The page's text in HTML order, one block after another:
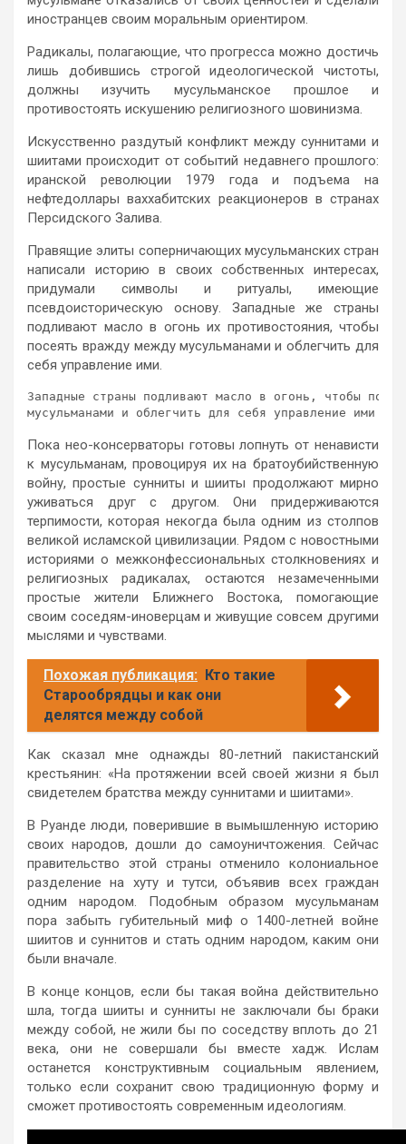
иностранцев своим моральным ориентиром.
Радикалы, полагающие, что прогресса можно достичь
лишь добившись строгой идеологической чистоты,
должны изучить мусульманское прошлое и
противостоять искушению религиозного шовинизма.
Искусственно раздутый конфликт между суннитами и
шиитами происходит от событий недавнего прошлого:
иранской революции 1979 года и подъема на
нефтедоллары ваххабитских реакционеров в странах
Персидского Залива.
Правящие элиты соперничающих мусульманских стран
написали историю в своих собственных интересах,
придумали символы и ритуалы, имеющие
псевдоисторическую основу. Западные же страны
подливают масло в огонь их противостояния, чтобы
посеять вражду между мусульманами и облегчить для
себя управление ими.
Западные страны подливают масло в огонь, чтобы
мусульманами и облегчить для себя управление ими
Пока нео-консерваторы готовы лопнуть от ненависти
к мусульманам, провоцируя их на братоубийственную
войну, простые сунниты и шииты продолжают мирно
уживаться друг с другом. Они придерживаются
терпимости, которая некогда была одним из столпов
великой исламской цивилизации. Рядом с новостными
историями о межконфессиональных столкновениях и
религиозных радикалах, остаются незамеченными
простые жители Ближнего Востока, помогающие
своим соседям-иноверцам и живущие совсем другими
мыслями и чувствами.
Похожая публикация: Кто такие
Старообрядцы и как они
делятся между собой
Как сказал мне однажды 80-летний пакистанский
крестьянин: «На протяжении всей своей жизни я был
свидетелем братства между суннитами и шиитами».
В Руанде люди, поверившие в вымышленную историю
своих народов, дошли до самоуничтожения. Сейчас
правительство этой страны отменило колониальное
разделение на хуту и тутси, объявив всех граждан
одним народом. Подобным образом мусульманам
пора забыть губительный миф о 1400-летней войне
шиитов и суннитов и стать одним народом, каким они
были вначале.
В конце концов, если бы такая война действительно
шла, тогда шииты и сунниты не заключали бы браки
между собой, не жили бы по соседству вплоть до 21
века, они не совершали бы вместе хадж. Ислам
останется конструктивным социальным явлением,
только если сохранит свою традиционную форму и
сможет противостоять современным идеологиям.